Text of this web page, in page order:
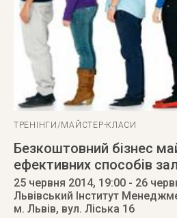
ТРЕНІНГИ/МАЙСТЕР-КЛАСИ
Безкоштовний бізнес
ефективних способів
25 червня 2014, 19:00 - 26
Львівський Інститут
м. Львів, вул. Ліська 16